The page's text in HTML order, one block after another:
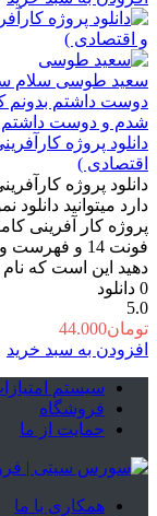
سعید طوسی
دوست داشتم بدونم
شدم و دوست داشتم
دانلود پروژه
اقتصادی )
دانلود پروژه
دارد میتوانید
پروژه کار آفرینی
فونت 14 و
دهید این است که
0 دانلود
5.0
تومان44.000
افزودن به سبد خرید
سیستم
فروشگاه
حمایت از ما
همکاری با ما